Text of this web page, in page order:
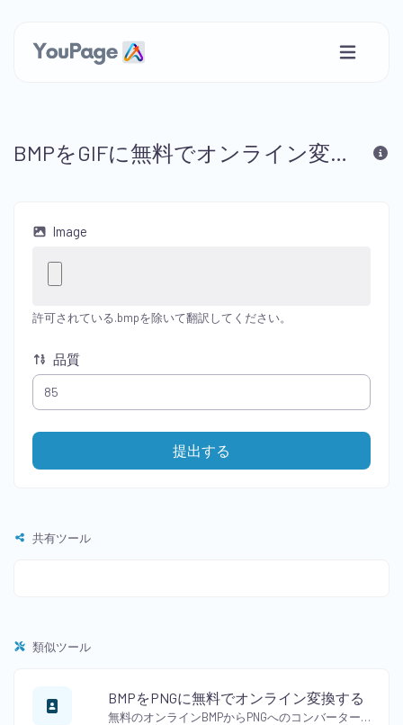
BMPをGIFに無料でオンライン変換してください
Image
許可されている.bmpを除いて翻訳してください。
品質
提出する
共有ツール
類似ツール
BMPをPNGに無料でオンライン変換する
無料のオンラインBMPからPNGへのコンバーターを使用して、BMPをPNG形式に変換してください。品質を保ちながら、ビットマップ画像をPNG形式に変換します。